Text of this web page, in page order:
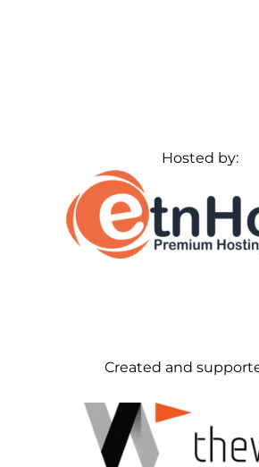
Hosted by:
Created and